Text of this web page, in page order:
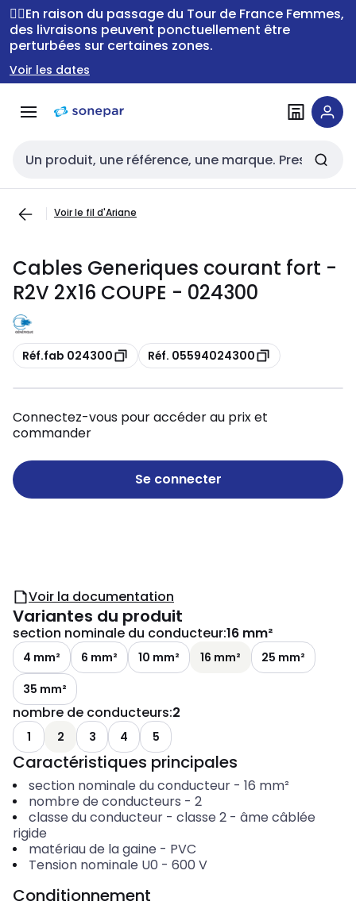
Passer à la
navigation
Passer
au
contenu
🚴‍♂️En raison du passage du Tour de France Femmes,
des livraisons peuvent ponctuellement être
perturbées sur certaines zones.
Voir les dates
Entrée de recherche
Voir le fil d'Ariane
Cables Generiques courant fort -
R2V 2X16 COUPE - 024300
Copie
Réf.fab 024300 Copie
Réf. 05594024300
Connectez-vous pour accéder au prix et
commander
Se connecter
Voir la documentation
Variantes du produit
section nominale du conducteur:16 mm²
4 mm² 6 mm² 10 mm² 16 mm²
25 mm²
35 mm²
nombre de conducteurs:2
1 2 3 4 5
Caractéristiques principales
section nominale du conducteur- 16 mm²
nombre de conducteurs - 2
classe du conducteur- classe 2 - âme câblée
rigide
matériau de la gaine - PVC
Tension nominale U0 - 600 V
Conditionnement